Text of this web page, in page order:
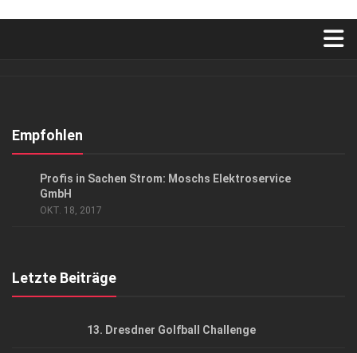
Kontakt, Impressum
Empfohlen
Profis in Sachen Strom: Moschs Elektroservice
GmbH
OKT. 18, 2017
Letzte Beiträge
13. Dresdner Golfball Challenge